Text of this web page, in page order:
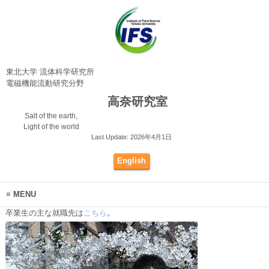
東北大学 流体科学研究所
電磁機能流動研究分野
高奈研究室
Salt of the earth,
Light of the world
Last Update: 2026年4月1日
English
MENU
卒業生の主な就職先は こちら 。